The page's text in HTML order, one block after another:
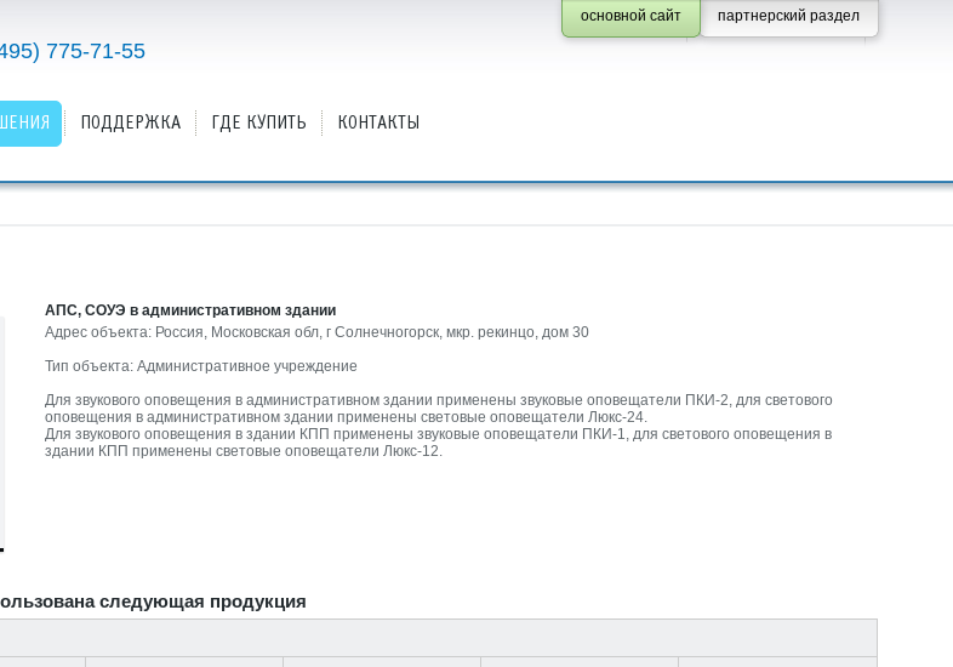
775-71-55
партнерский раздел
основной сайт
ПОДДЕРЖКА ГДЕ КУПИТЬ КОНТАКТЫ
АПС, СОУЭ в административном здании
Адрес объекта: Россия, Московская обл, г Солнечногорск, мкр. рекинцо, дом 30
Тип объекта: Административное учреждение
Для звукового оповещения в административном здании применены звуковые оповещатели ПКИ-2, для светового
оповещения в административном здании применены световые оповещатели Люкс-24.
Для звукового оповещения в здании КПП применены звуковые оповещатели ПКИ-1, для светового оповещения в
здании КПП применены световые оповещатели Люкс-12.
следующая продукция